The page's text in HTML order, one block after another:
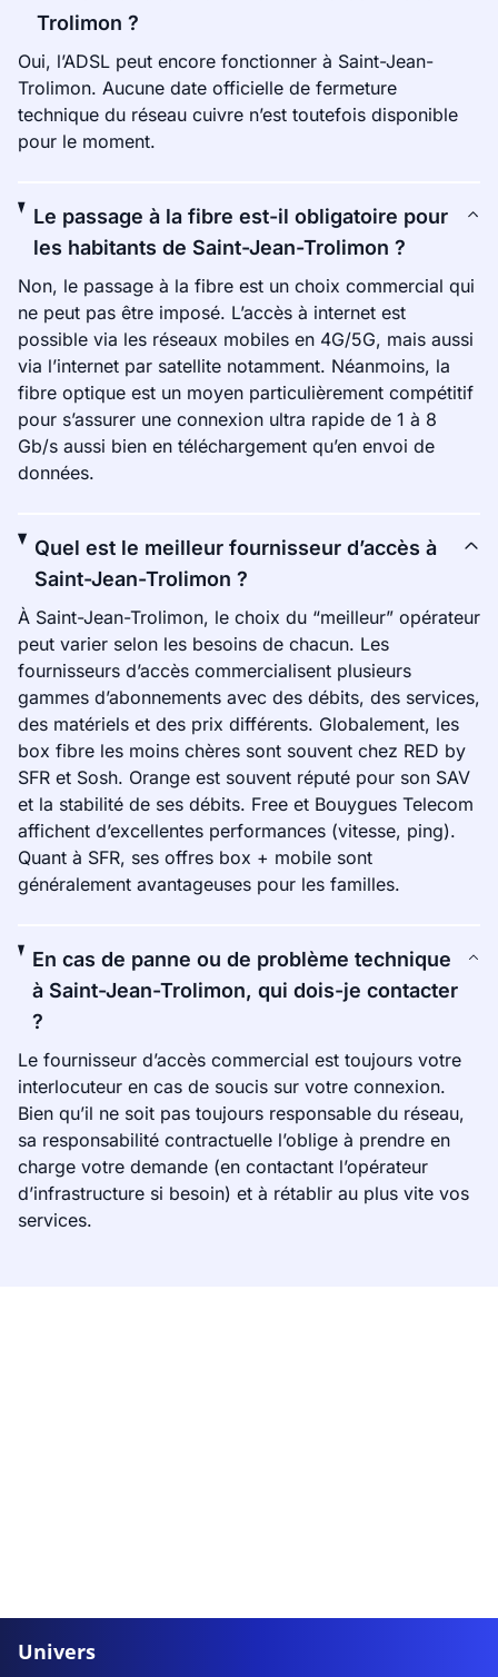
Trolimon ?
Oui, l’ADSL peut encore fonctionner à Saint-Jean-
Trolimon. Aucune date officielle de fermeture
technique du réseau cuivre n’est toutefois disponible
pour le moment.
Le passage à la fibre est-il obligatoire pour
les habitants de Saint-Jean-Trolimon ?
Non, le passage à la fibre est un choix commercial qui
ne peut pas être imposé. L’accès à internet est
possible via les réseaux mobiles en 4G/5G, mais aussi
via l’internet par satellite notamment. Néanmoins, la
fibre optique est un moyen particulièrement compétitif
pour s’assurer une connexion ultra rapide de 1 à 8
Gb/s aussi bien en téléchargement qu’en envoi de
données.
Quel est le meilleur fournisseur d’accès à
Saint-Jean-Trolimon ?
À Saint-Jean-Trolimon, le choix du “meilleur” opérateur
peut varier selon les besoins de chacun. Les
fournisseurs d’accès commercialisent plusieurs
gammes d’abonnements avec des débits, des services,
des matériels et des prix différents. Globalement, les
box fibre les moins chères sont souvent chez RED by
SFR et Sosh. Orange est souvent réputé pour son SAV
et la stabilité de ses débits. Free et Bouygues Telecom
affichent d’excellentes performances (vitesse, ping).
Quant à SFR, ses offres box + mobile sont
généralement avantageuses pour les familles.
En cas de panne ou de problème technique
à Saint-Jean-Trolimon, qui dois-je contacter
?
Le fournisseur d’accès commercial est toujours votre
interlocuteur en cas de soucis sur votre connexion.
Bien qu’il ne soit pas toujours responsable du réseau,
sa responsabilité contractuelle l’oblige à prendre en
charge votre demande (en contactant l’opérateur
d’infrastructure si besoin) et à rétablir au plus vite vos
services.
Univers